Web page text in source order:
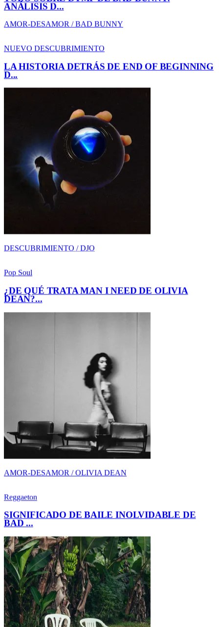
DESCUBRIMIENTO / DJO
Pop Soul
¿DE QUÉ TRATA MAN I NEED DE OLIVIA
AMOR-DESAMOR / OLIVIA DEAN
SIGNIFICADO DE BAILE INOLVIDABLE DE
BAD ...
AMOR-DESAMOR / BAD BUNNY